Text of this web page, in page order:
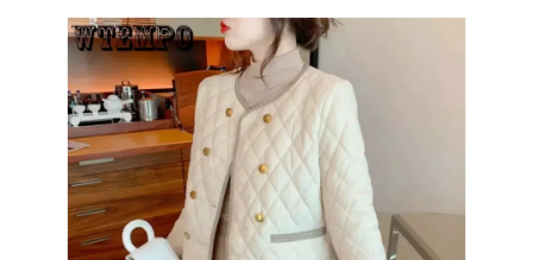
z
5
hvězdiček.